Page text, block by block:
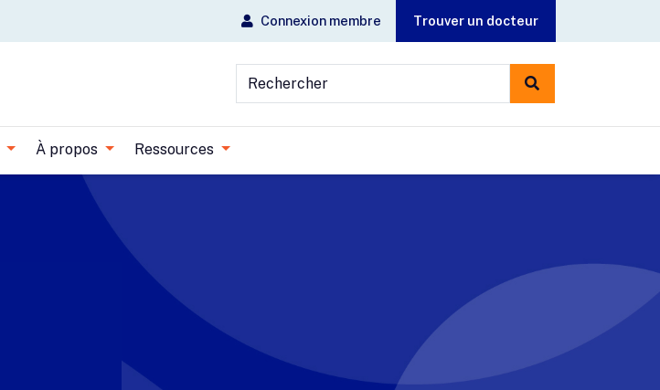
Connexion membre Trouver un docteur
Rechercher
À propos Ressources